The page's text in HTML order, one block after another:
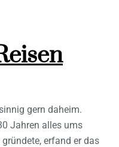
gern daheim.
Jahren alles ums
erfand er das